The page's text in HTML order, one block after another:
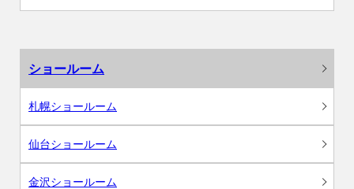
ショールーム
札幌ショールーム
仙台ショールーム
金沢ショールーム